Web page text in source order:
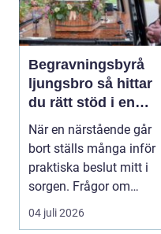
Begravningsbyrå
ljungsbro så hittar
du rätt stöd i en
svår tid
När en närstående går
bort ställs många inför
praktiska beslut mitt i
sorgen. Frågor om
ceremoni, ju...
04 juli 2026